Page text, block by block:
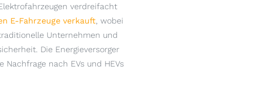
verdreifacht
E-Fahrzeuge verkauft, wobei
Unternehmen und
Die Energieversorger
nach EVs und HEVs